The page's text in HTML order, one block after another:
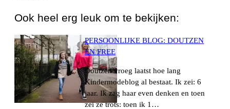
Ook heel erg leuk om te bekijken:
PERSOONLIJKE BLOG: DOUTZEN
EN FREE
Doutzen vroeg laatst hoe lang
Kindermodeblog al bestaat. Ik zei: 6
jaar. Ik zag haar even denken en toen
zei ze trots: toen ik 1…